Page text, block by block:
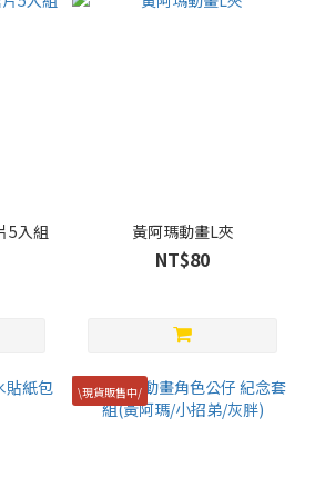
5入組 黃阿瑪動畫L夾
NT$80
\現貨販售中/